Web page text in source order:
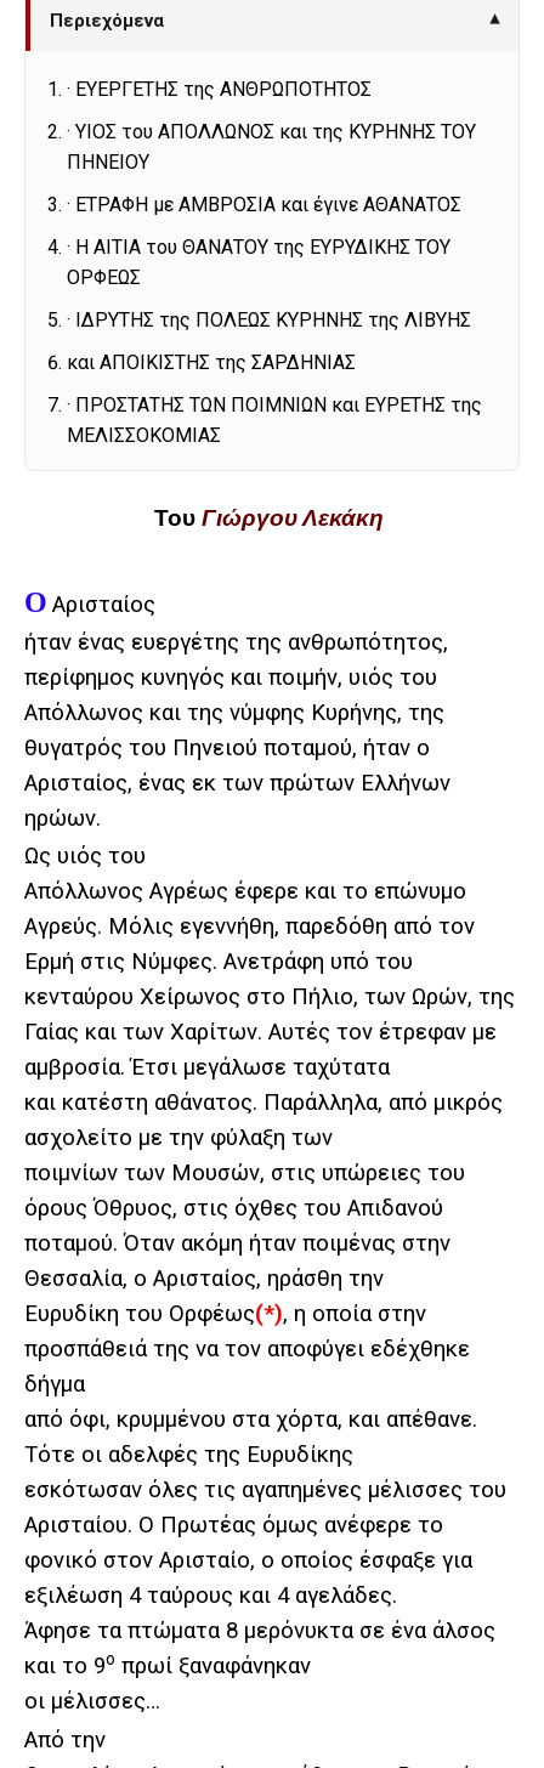
Περιεχόμενα ▾
· ΕΥΕΡΓΕΤΗΣ της ΑΝΘΡΩΠΟΤΗΤΟΣ
· ΥΙΟΣ του ΑΠΟΛΛΩΝΟΣ και της ΚΥΡΗΝΗΣ ΤΟΥ
ΠΗΝΕΙΟΥ
· ΕΤΡΑΦΗ με ΑΜΒΡΟΣΙΑ και έγινε ΑΘΑΝΑΤΟΣ
· Η ΑΙΤΙΑ του ΘΑΝΑΤΟΥ της ΕΥΡΥΔΙΚΗΣ ΤΟΥ
ΟΡΦΕΩΣ
· ΙΔΡΥΤΗΣ της ΠΟΛΕΩΣ ΚΥΡΗΝΗΣ της ΛΙΒΥΗΣ
και ΑΠΟΙΚΙΣΤΗΣ της ΣΑΡΔΗΝΙΑΣ
· ΠΡΟΣΤΑΤΗΣ ΤΩΝ ΠΟΙΜΝΙΩΝ και ΕΥΡΕΤΗΣ της
ΜΕΛΙΣΣΟΚΟΜΙΑΣ
Του Γιώργου Λεκάκη
Ο Αρισταίος
ήταν ένας ευεργέτης της ανθρωπότητος,
περίφημος κυνηγός και ποιμήν, υιός του
Απόλλωνος και της νύμφης Κυρήνης, της
θυγατρός του Πηνειού ποταμού, ήταν ο
Αρισταίος, ένας εκ των πρώτων Ελλήνων
ηρώων.
Ως υιός του
Απόλλωνος Αγρέως έφερε και το επώνυμο
Αγρεύς. Μόλις εγεννήθη, παρεδόθη από τον
Ερμή στις Νύμφες. Ανετράφη υπό του
κενταύρου Χείρωνος στο Πήλιο, των Ωρών, της
Γαίας και των Χαρίτων. Αυτές τον έτρεφαν με
αμβροσία. Έτσι μεγάλωσε ταχύτατα
και κατέστη αθάνατος. Παράλληλα, από μικρός
ασχολείτο με την φύλαξη των
ποιμνίων των Μουσών, στις υπώρειες του
όρους Όθρυος, στις όχθες του Απιδανού
ποταμού. Όταν ακόμη ήταν ποιμένας στην
Θεσσαλία, ο Αρισταίος, ηράσθη την
Ευρυδίκη του Ορφέως(*), η οποία στην
προσπάθειά της να τον αποφύγει εδέχθηκε
δήγμα
από όφι, κρυμμένου στα χόρτα, και απέθανε.
Τότε οι αδελφές της Ευρυδίκης
εσκότωσαν όλες τις αγαπημένες μέλισσες του
Αρισταίου. Ο Πρωτέας όμως ανέφερε το
φονικό στον Αρισταίο, ο οποίος έσφαξε για
εξιλέωση 4 ταύρους και 4 αγελάδες.
Άφησε τα πτώματα 8 μερόνυκτα σε ένα άλσος
και το 9ο πρωί ξαναφάνηκαν
οι μέλισσες…
Από την